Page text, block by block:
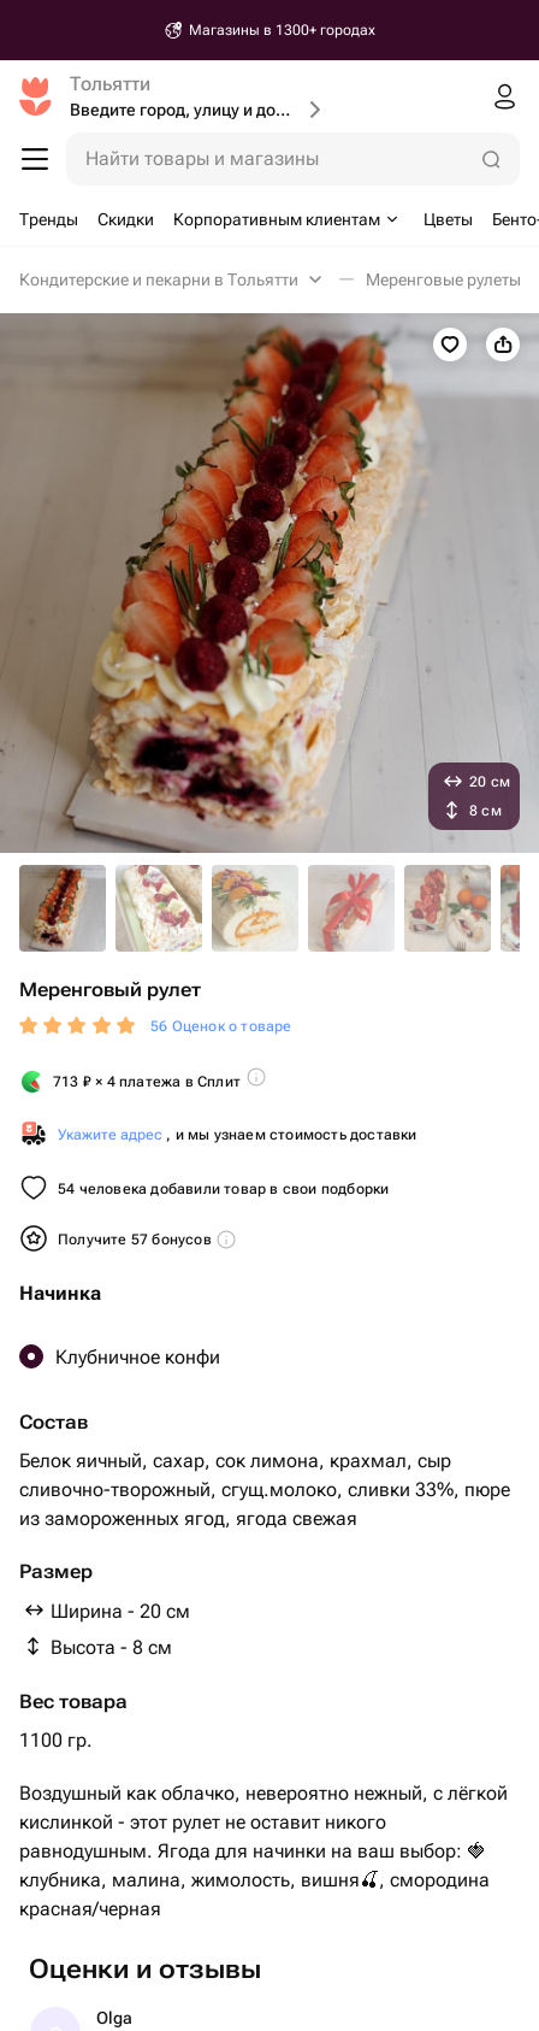
Магазины в 1300+ городах
Тольятти
Введите город, улицу и дом доставки
Найти товары и магазины
Тренды Скидки Корпоративным клиентам Цветы
Кондитерские и пекарни в Тольятти Меренговые рулеты в
Меренговый рулет
56 Оценок о товаре
713 ₽ × 4 платежа в Сплит
Укажите адрес , и мы узнаем стоимость доставки
54 человека добавили товар в свои подборки
Получите 57 бонусов
Начинка
Клубничное конфи
Состав
Белок яичный, сахар, сок лимона, крахмал, сыр
сливочно-творожный, сгущ.молоко, сливки 33%, пюре
из замороженных ягод, ягода свежая
Размер
Ширина - 20 см
Высота - 8 см
Вес товара
1100 гр.
20 см
8 см
Воздушный как облачко, невероятно нежный, с лёгкой
кислинкой - этот рулет не оставит никого
равнодушным. Ягода для начинки на ваш выбор: 🍓
клубника, малина, жимолость, вишня🍒, смородина
красная/черная
Оценки и отзывы
Olga